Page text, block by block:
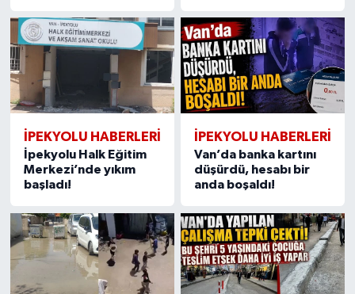
İPEKYOLU HABERLERİ
İpekyolu Halk Eğitim
Merkezi’nde yıkım
başladı!
İPEKYOLU HABERLERİ
Van’da banka kartını
düşürdü, hesabı bir
anda boşaldı!